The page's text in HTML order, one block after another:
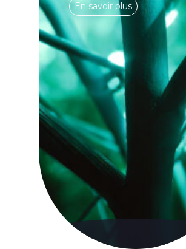
En savoir plus